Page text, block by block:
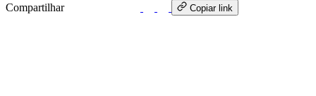
Compartilhar Copiar link